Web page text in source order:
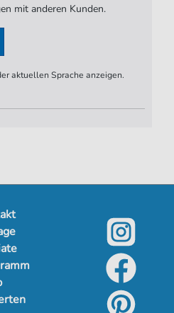
mit anderen Kunden.
aktuellen Sprache anzeigen.